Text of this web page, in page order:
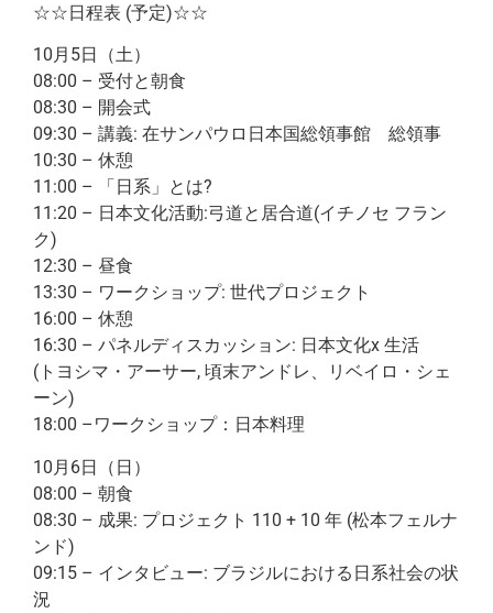
☆☆日程表 (予定)☆☆
10月5日（土）
08:00 – 受付と朝食
08:30 – 開会式
09:30 – 講義: 在サンパウロ日本国総領事館 総領事
10:30 – 休憩
11:00 – 「日系」とは?
11:20 – 日本文化活動:弓道と居合道(イチノセ フラン
ク)
12:30 – 昼食
13:30 – ワークショップ: 世代プロジェクト
16:00 – 休憩
16:30 – パネルディスカッション: 日本文化x 生活
(トヨシマ・アーサー, 頃末アンドレ、リベイロ・シェ
ーン)
18:00 –ワークショップ：日本料理
10月6日（日）
08:00 – 朝食
08:30 – 成果: プロジェクト 110 + 10 年 (松本フェルナ
ンド)
09:15 – インタビュー: ブラジルにおける日系社会の状
況